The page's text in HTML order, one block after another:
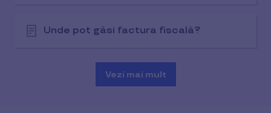
Unde pot găsi factura fiscală?
Vezi mai mult